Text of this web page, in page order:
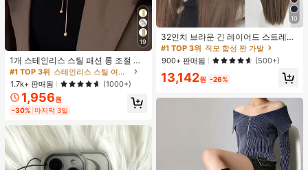
19
1개 스테인리스 스틸 패션 롱 조절 가
능 목걸이, 여성을 위한 미니멀리스트
하이엔드 뱀 뼈 체인 목걸이, 퇴색 방
지
#1 TOP 3위
스테인리스 스틸 여성 목걸이
거의 매진!
#1 TOP 3위
스테인리스 스틸 여성 목걸이
거의 매진!
#1 TOP 3위
스테인리스 스틸 여성 목걸이
거의 매진!
#1 TOP 3위
거의 매진!
1.7k+ 판매됨 (1000+)
1,956원
-30% 마지막 3일
10
32인치 브라운 긴 레이어드 스트레이
트 가발 걸 - 앞머리 있는 우아한 가발
- 어두운 뿌리, 자연스러운 풍성하고
매우 부드러운 합성 내열 섬유 전체 기
계 헤어 가발 걸 일상, 음악 축제 파티,
코스프레 애니메이션 사용, 친구 선물
#1 TOP 3위
직모 합성 짠 가발
거의 매진!
#1 TOP 3위 직모 합성 짠 가발
거의 매진!
#1 TOP 3위 직모 합성 짠 가발
거의 매진!
#1 TOP 3위
거의 매진!
900+ 판매됨 (500+)
13,142원 -26%